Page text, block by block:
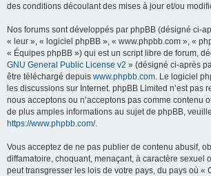
des conditions découlant des mises à jour et/ou
Nos forums sont développés par phpBB (désigné ci-
« leur », « logiciel phpBB », « www.phpbb.com », «
« Équipes phpBB ») qui est un script libre de forum,
GNU General Public License v2 » (désigné ci-après
être téléchargé depuis www.phpbb.com . Le logiciel
les discussions sur Internet. phpBB Limited n’est pas
nous acceptons ou n’acceptons pas comme contenu
de plus amples informations au sujet de phpBB,
https://www.phpbb.com/.
Vous acceptez de ne pas publier de contenu abusif,
diffamatoire, choquant, menaçant, à caractère sexuel
peut transgresser les lois de votre pays, du pays où «